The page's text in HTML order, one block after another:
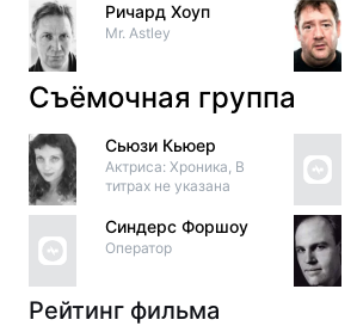
Ричард Хоуп
Mr. Astley
Съёмочная группа
Сьюзи Кьюер
Актриса: Хроника, В
титрах не указана
Синдерс Форшоу
Оператор
Рейтинг фильма